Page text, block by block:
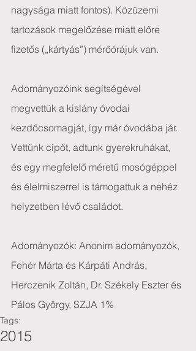
nagysága miatt fontos). Közüzemi
tartozások megelőzése miatt előre
fizetős („kártyás”) mérőórájuk van.
Adományozóink segítségével
megvettük a kislány óvodai
kezdőcsomagját, így már óvodába jár.
Vettünk cipőt, adtunk gyerekruhákat,
és egy megfelelő méretű mosógéppel
és élelmiszerrel is támogattuk a nehéz
helyzetben lévő családot.
Adományozók: Anonim adományozók,
Fehér Márta és Kárpáti András,
Herczenik Zoltán, Dr. Székely Eszter és
Pálos György, SZJA 1%
Tags:
2015